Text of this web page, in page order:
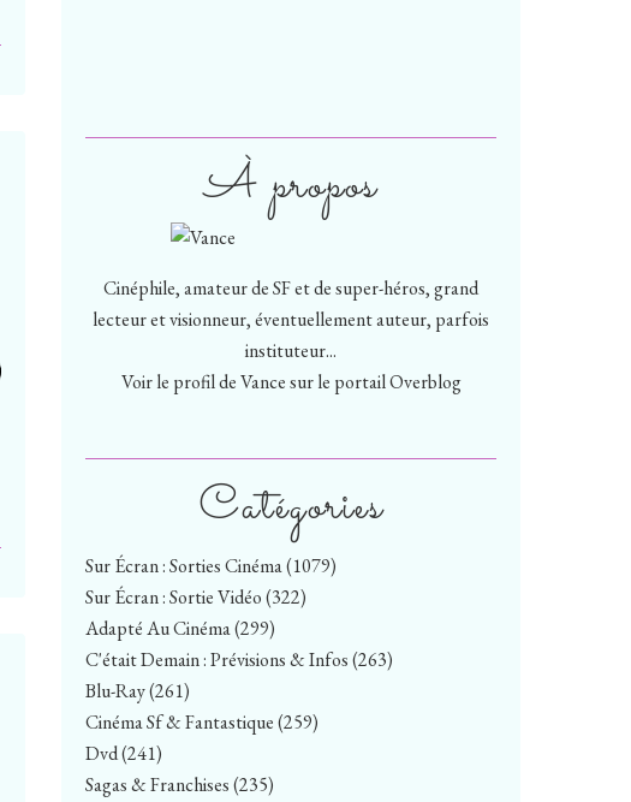
Catégories
Sur Écran : Sorties Cinéma(1079)
Sur Écran : Sortie Vidéo(322)
Adapté Au Cinéma(299)
C'était Demain : Prévisions & Infos(263)
Blu-Ray(261)
Cinéma Sf & Fantastique(259)
Dvd(241)
Sagas & Franchises(235)
À propos
Cinéphile, amateur de SF et de super-héros, grand
lecteur et visionneur, éventuellement auteur, parfois
instituteur...
Voir le profil deVancesur le portail Overblog